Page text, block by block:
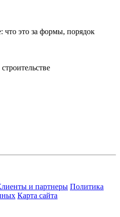
что это за формы, порядок
и партнеры Политика
Карта сайта